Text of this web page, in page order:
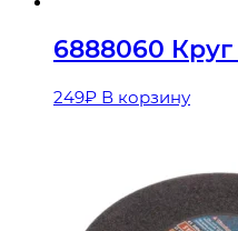
6888060
249₽ В корзину